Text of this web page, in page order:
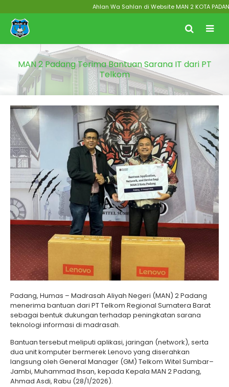
Ahlan Wa Sahlan di Website MAN 2 KOTA
MAN 2 Padang Terima Bantuan Sarana IT dari PT
Telkom
Padang, Humas – Madrasah Aliyah Negeri (MAN) 2 Padang
menerima bantuan dari PT Telkom Regional Sumatera Barat
sebagai bentuk dukungan terhadap peningkatan sarana
teknologi informasi di madrasah.
Bantuan tersebut meliputi aplikasi, jaringan (network), serta
dua unit komputer bermerek Lenovo yang diserahkan
langsung oleh General Manager (GM) Telkom Witel Sumbar–
Jambi, Muhammad Ihsan, kepada Kepala MAN 2 Padang,
Ahmad Asdi, Rabu (28/1/2026).